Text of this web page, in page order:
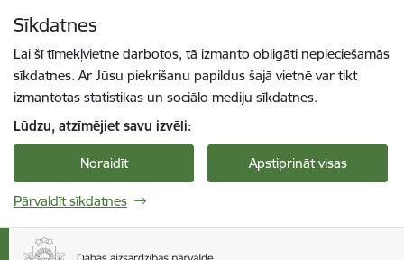
Sīkdatnes
Lai šī tīmekļvietne darbotos, tā izmanto obligāti nepieciešamās
sīkdatnes. Ar Jūsu piekrišanu papildus šajā vietnē var tikt
izmantotas statistikas un sociālo mediju sīkdatnes.
Lūdzu, atzīmējiet savu izvēli:
Noraidīt Apstiprināt visas
Pārvaldīt sīkdatnes